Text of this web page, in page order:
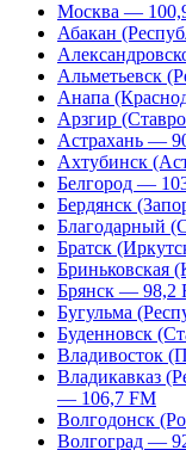
Москва —
Абакан
Альметьевск
Анапа
Арзгир
Астрахань —
Ахтубинск
Белгород —
Бердянск
Благодарный
Братск
Бриньковская
Брянск — 98,2
Бугульма
Буденновск
Владивосток
Владикавказ
— 106,7 FM
Волгодонск
Волгоград —